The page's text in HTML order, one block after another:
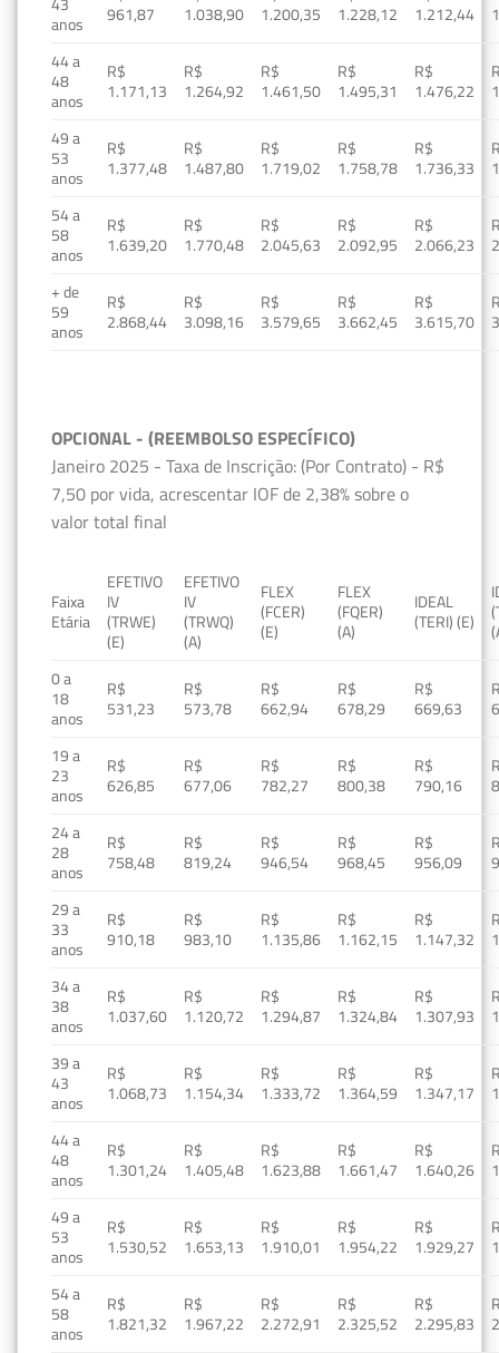
43
anos
961,87
1.038,90
1.200,35
1.228,12
1.212,44
44 a
48
anos
R$
1.171,13
R$
1.264,92
R$
1.461,50
R$
1.495,31
R$
1.476,22
49 a
53
anos
R$
1.377,48
R$
1.487,80
R$
1.719,02
R$
1.758,78
R$
1.736,33
54 a
58
anos
R$
1.639,20
R$
1.770,48
R$
2.045,63
R$
2.092,95
R$
2.066,23
+ de
59
anos
R$
2.868,44
R$
3.098,16
R$
3.579,65
R$
3.662,45
R$
3.615,70
OPCIONAL - (REEMBOLSO ESPECÍFICO)
Janeiro 2025 - Taxa de Inscrição: (Por Contrato) - R$
7,50 por vida, acrescentar IOF de 2,38% sobre o
valor total final
Faixa
Etária
EFETIVO
IV
(TRWE)
(E)
EFETIVO
IV
(TRWQ)
(A)
FLEX
(FCER)
(E)
FLEX
(FQER)
(A)
IDEAL
(TERI) (E)
0 a
18
anos
R$
531,23
R$
573,78
R$
662,94
R$
678,29
R$
669,63
19 a
23
anos
R$
626,85
R$
677,06
R$
782,27
R$
800,38
R$
790,16
24 a
28
anos
R$
758,48
R$
819,24
R$
946,54
R$
968,45
R$
956,09
29 a
33
anos
R$
910,18
R$
983,10
R$
1.135,86
R$
1.162,15
R$
1.147,32
34 a
38
anos
R$
1.037,60
R$
1.120,72
R$
1.294,87
R$
1.324,84
R$
1.307,93
39 a
43
anos
R$
1.068,73
R$
1.154,34
R$
1.333,72
R$
1.364,59
R$
1.347,17
44 a
48
anos
R$
1.301,24
R$
1.405,48
R$
1.623,88
R$
1.661,47
R$
1.640,26
49 a
53
anos
R$
1.530,52
R$
1.653,13
R$
1.910,01
R$
1.954,22
R$
1.929,27
54 a
58
anos
R$
1.821,32
R$
1.967,22
R$
2.272,91
R$
2.325,52
R$
2.295,83